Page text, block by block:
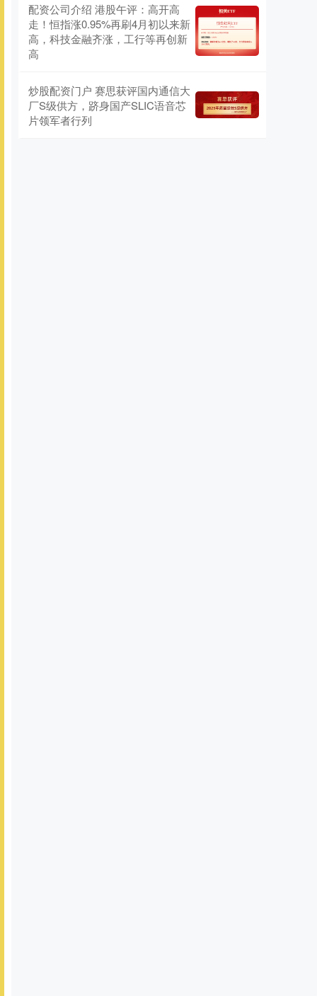
配资公司介绍 港股午评：高开高
走！恒指涨0.95%再刷4月初以来新
高，科技金融齐涨，工行等再创新
高
炒股配资门户 赛思获评国内通信大
厂S级供方，跻身国产SLIC语音芯
片领军者行列